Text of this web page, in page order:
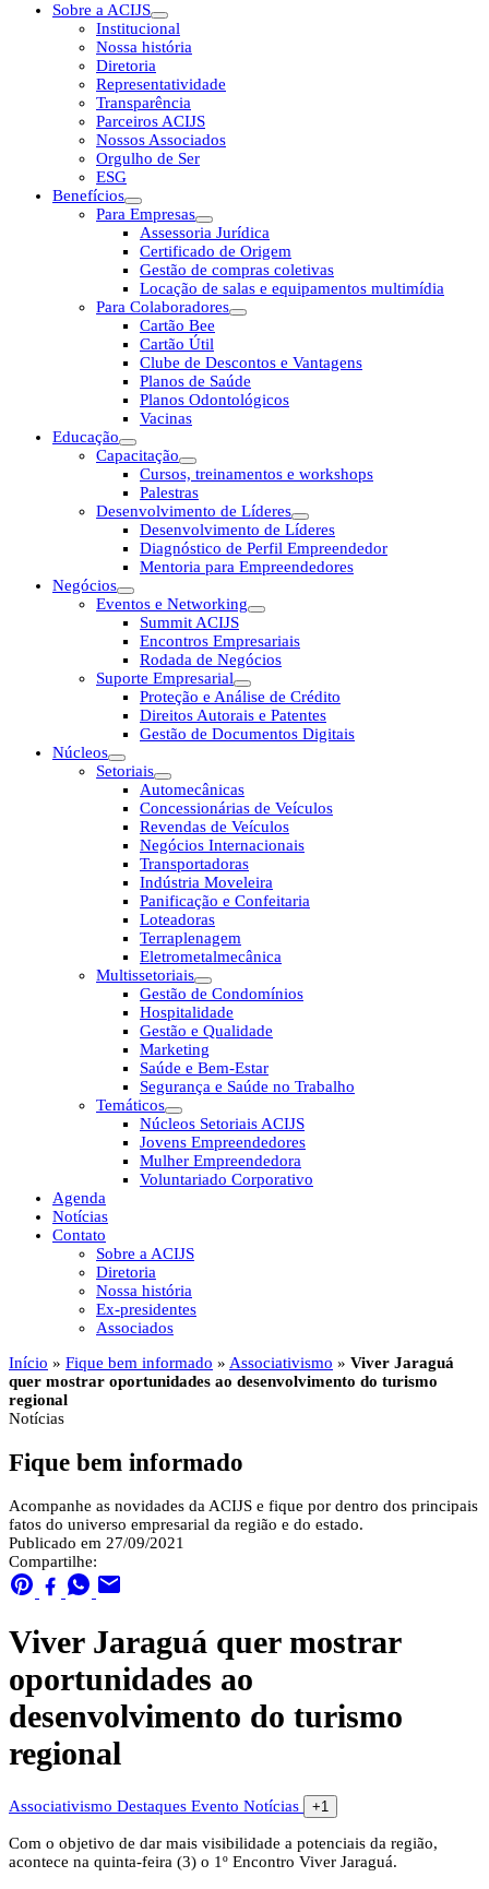
Sobre a ACIJS
Institucional
Nossa história
Diretoria
Representatividade
Transparência
Parceiros ACIJS
Nossos Associados
Orgulho de Ser
ESG
Benefícios
Para Empresas
Assessoria Jurídica
Certificado de Origem
Gestão de compras coletivas
Locação de salas e equipamentos multimídia
Para Colaboradores
Cartão Bee
Cartão Útil
Clube de Descontos e Vantagens
Planos de Saúde
Planos Odontológicos
Vacinas
Educação
Capacitação
Cursos, treinamentos e workshops
Palestras
Desenvolvimento de Líderes
Desenvolvimento de Líderes
Diagnóstico de Perfil Empreendedor
Mentoria para Empreendedores
Negócios
Eventos e Networking
Summit ACIJS
Encontros Empresariais
Rodada de Negócios
Suporte Empresarial
Proteção e Análise de Crédito
Direitos Autorais e Patentes
Gestão de Documentos Digitais
Núcleos
Setoriais
Automecânicas
Concessionárias de Veículos
Revendas de Veículos
Negócios Internacionais
Transportadoras
Indústria Moveleira
Panificação e Confeitaria
Loteadoras
Terraplenagem
Eletrometalmecânica
Multissetoriais
Gestão de Condomínios
Hospitalidade
Gestão e Qualidade
Marketing
Saúde e Bem-Estar
Segurança e Saúde no Trabalho
Temáticos
Núcleos Setoriais ACIJS
Jovens Empreendedores
Mulher Empreendedora
Voluntariado Corporativo
Agenda
Notícias
Contato
Sobre a ACIJS
Diretoria
Nossa história
Ex-presidentes
Associados
Início » Fique bem informado » Associativismo » Viver Jaraguá
quer mostrar oportunidades ao desenvolvimento do turismo
regional
Notícias
Fique bem informado
Acompanhe as novidades da ACIJS e fique por dentro dos principais
fatos do universo empresarial da região e do estado.
Publicado em 27/09/2021
Compartilhe:
Viver Jaraguá quer mostrar
oportunidades ao
desenvolvimento do turismo
regional
Associativismo Destaques Evento Notícias +1
Com o objetivo de dar mais visibilidade a potenciais da região,
acontece na quinta-feira (3) o 1º Encontro Viver Jaraguá.